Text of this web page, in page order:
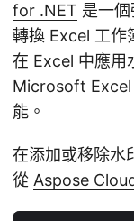
for .NET 是一
轉換 Excel 工作
在 Excel 中應用
Microsoft Excel
能。
在添加或移除水
從 Aspose